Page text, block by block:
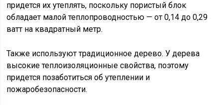
придется их утеплять, поскольку пористый блок
обладает малой теплопроводностью — от 0,14 до 0,29
ватт на квадратный метр.
Также используют традиционное дерево. У дерева
высокие теплоизоляционные свойства, поэтому
придется позаботиться об утеплении и
пожаробезопасности.